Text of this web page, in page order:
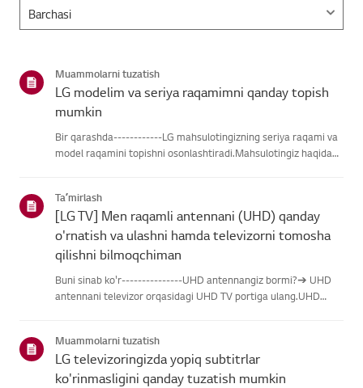
Muammolarni tuzatish
LG modelim va seriya raqamimni qanday topish
mumkin
Bir qarashda------------LG mahsulotingizning seriya raqami va
model raqamini topishni osonlashtiradi.Mahsulotingiz haqidagi
Taʼmirlash
[LG TV] Men raqamli antennani (UHD) qanday
o'rnatish va ulashni hamda televizorni tomosha
qilishni bilmoqchiman
Buni sinab ko'r---------------UHD antennangiz bormi?➔ UHD
antennani televizor orqasidagi UHD TV portiga ulang.UHD
joyga o'rn...
Muammolarni tuzatish
LG televizoringizda yopiq subtitrlar
ko'rinmasligini qanday tuzatish mumkin